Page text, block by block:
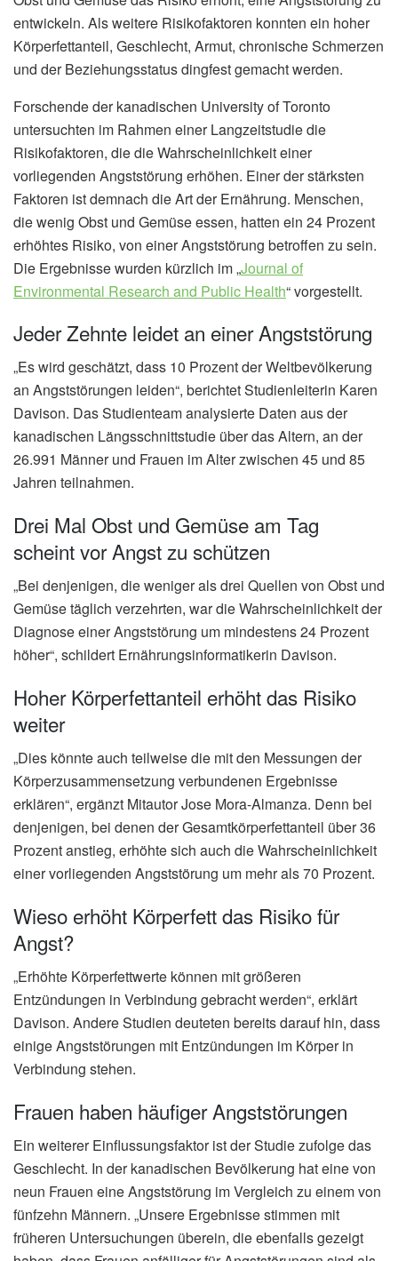
entwickeln. Als weitere Risikofaktoren konnten ein hoher
Körperfettanteil, Geschlecht, Armut, chronische Schmerzen
und der Beziehungsstatus dingfest gemacht werden.
Forschende der kanadischen University of Toronto
untersuchten im Rahmen einer Langzeitstudie die
Risikofaktoren, die die Wahrscheinlichkeit einer
vorliegenden Angststörung erhöhen. Einer der stärksten
Faktoren ist demnach die Art der Ernährung. Menschen,
die wenig Obst und Gemüse essen, hatten ein 24 Prozent
erhöhtes Risiko, von einer Angststörung betroffen zu sein.
Die Ergebnisse wurden kürzlich im „Journal of
Environmental Research and Public Health“ vorgestellt.
Jeder Zehnte leidet an einer Angststörung
„Es wird geschätzt, dass 10 Prozent der Weltbevölkerung
an Angststörungen leiden“, berichtet Studienleiterin Karen
Davison. Das Studienteam analysierte Daten aus der
kanadischen Längsschnittstudie über das Altern, an der
26.991 Männer und Frauen im Alter zwischen 45 und 85
Jahren teilnahmen.
Drei Mal Obst und Gemüse am Tag
scheint vor Angst zu schützen
„Bei denjenigen, die weniger als drei Quellen von Obst und
Gemüse täglich verzehrten, war die Wahrscheinlichkeit der
Diagnose einer Angststörung um mindestens 24 Prozent
höher“, schildert Ernährungsinformatikerin Davison.
Hoher Körperfettanteil erhöht das Risiko
weiter
„Dies könnte auch teilweise die mit den Messungen der
Körperzusammensetzung verbundenen Ergebnisse
erklären“, ergänzt Mitautor Jose Mora-Almanza. Denn bei
denjenigen, bei denen der Gesamtkörperfettanteil über 36
Prozent anstieg, erhöhte sich auch die Wahrscheinlichkeit
einer vorliegenden Angststörung um mehr als 70 Prozent.
Wieso erhöht Körperfett das Risiko für
Angst?
„Erhöhte Körperfettwerte können mit größeren
Entzündungen in Verbindung gebracht werden“, erklärt
Davison. Andere Studien deuteten bereits darauf hin, dass
einige Angststörungen mit Entzündungen im Körper in
Verbindung stehen.
Frauen haben häufiger Angststörungen
Ein weiterer Einflussungsfaktor ist der Studie zufolge das
Geschlecht. In der kanadischen Bevölkerung hat eine von
neun Frauen eine Angststörung im Vergleich zu einem von
fünfzehn Männern. „Unsere Ergebnisse stimmen mit
früheren Untersuchungen überein, die ebenfalls gezeigt